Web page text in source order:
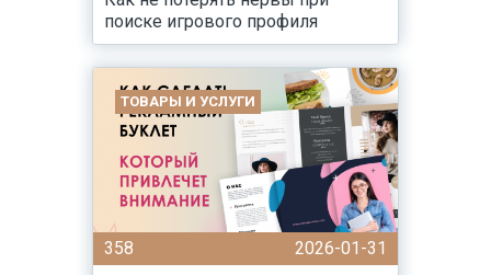
поиске игрового профиля
ТОВАРЫ И УСЛУГИ
358
2026-01-31